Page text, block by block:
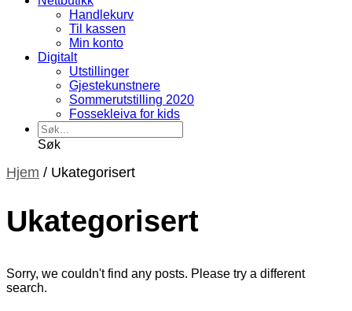
Handlekurv
Til kassen
Min konto
Digitalt
Utstillinger
Gjestekunstnere
Sommerutstilling 2020
Fossekleiva for kids
Søk
Hjem / Ukategorisert
Ukategorisert
Sorry, we couldn't find any posts. Please try a different
search.